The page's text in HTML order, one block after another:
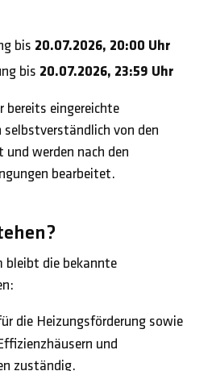
bis 20.07.2026, 20:00 Uhr
bis 20.07.2026, 23:59 Uhr
bereits eingereichte
selbstverständlich von den
und werden nach den
bearbeitet.
bleibt die bekannte
die Heizungsförderung sowie
und
zuständig.